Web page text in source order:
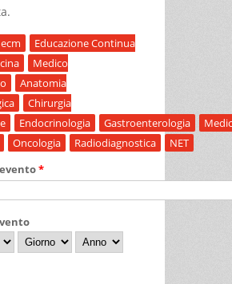
ecm
Educazione Continua
Medico
Anatomia
Chirurgia
Endocrinologia Gastroenterologia
Oncologia Radiodiagnostica
NET
*
Giorno Anno